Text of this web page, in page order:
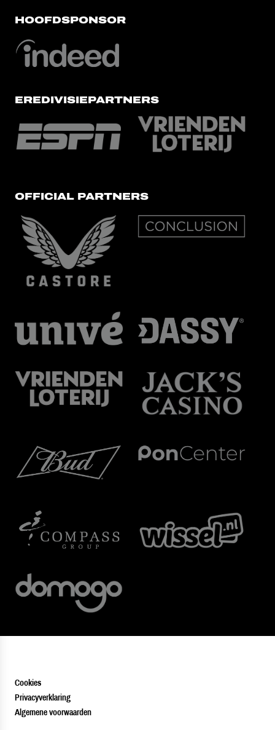
HOOFDSPONSOR
EREDIVISIEPARTNERS
OFFICIAL PARTNERS
Cookies
Privacyverklaring
Algemene voorwaarden